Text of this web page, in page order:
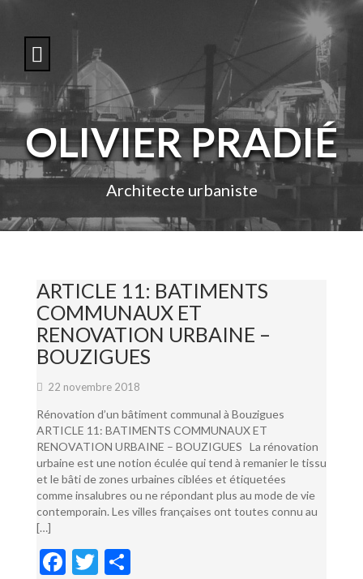
o
c
n
e
OLIVIER PRADIÉ
Architecte urbaniste
ARTICLE 11: BATIMENTS
COMMUNAUX ET
RENOVATION URBAINE –
BOUZIGUES
22 novembre 2018
Rénovation d’un bâtiment communal à Bouzigues
ARTICLE 11: BATIMENTS COMMUNAUX ET
RENOVATION URBAINE – BOUZIGUES La rénovation
urbaine est une notion éculée qui tend à remanier le tissu
et le bâti de zones urbaines ciblées et étiquetées
comme insalubres ou ne répondant plus au mode de vie
contemporain. Les villes françaises ont toutes connu au
[…]
F
T